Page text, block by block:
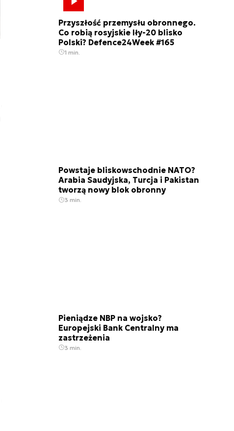
Przyszłość przemysłu obronnego.
Co robią rosyjskie Iły-20 blisko
Polski? Defence24Week #165
1 min.
Powstaje bliskowschodnie NATO?
Arabia Saudyjska, Turcja i Pakistan
tworzą nowy blok obronny
3 min.
Pieniądze NBP na wojsko?
Europejski Bank Centralny ma
zastrzeżenia
3 min.